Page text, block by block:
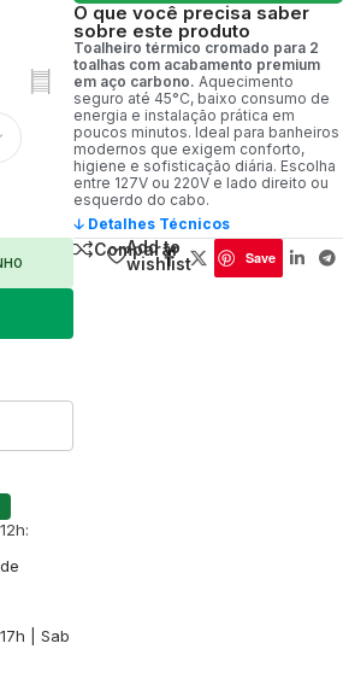
| Sab
O que você precisa saber
sobre este produto
Toalheiro térmico cromado para 2
toalhas com acabamento premium
em aço carbono. Aquecimento
seguro até 45°C, baixo consumo de
energia e instalação prática em
poucos minutos. Ideal para banheiros
modernos que exigem conforto,
higiene e sofisticação diária. Escolha
entre 127V ou 220V e lado direito ou
esquerdo do cabo.
🡣 Detalhes Técnicos
Comparar
Add to
wishlist
Save